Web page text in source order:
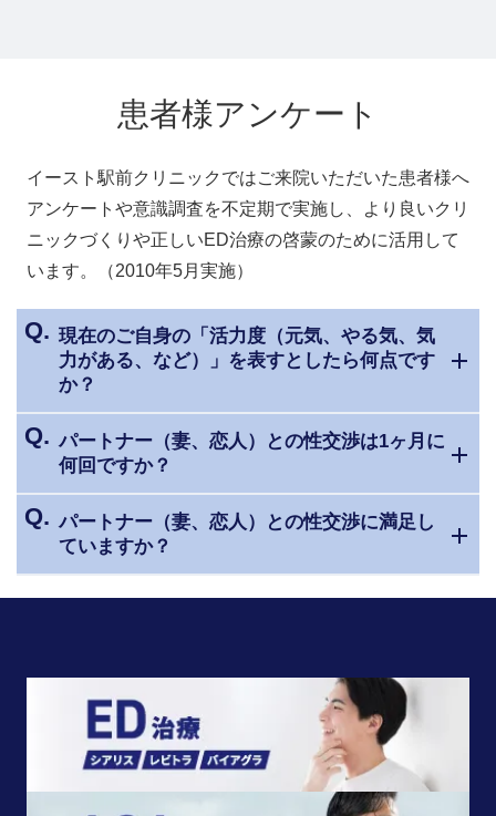
患者様アンケート
イースト駅前クリニックではご来院いただいた患者様へ
アンケートや意識調査を不定期で実施し、より良いクリ
ニックづくりや正しいED治療の啓蒙のために活用して
います。（2010年5月実施）
現在のご自身の「活力度（元気、やる気、気
力がある、など）」を表すとしたら何点です
か？
パートナー（妻、恋人）との性交渉は1ヶ月に
何回ですか？
パートナー（妻、恋人）との性交渉に満足し
ていますか？